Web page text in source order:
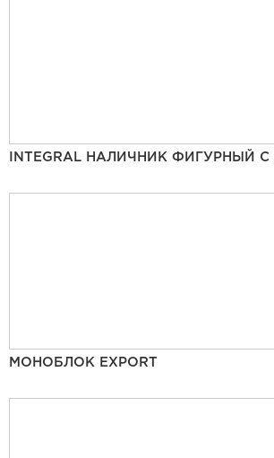
INTEGRAL НАЛИЧНИК ФИГУРНЫЙ
МОНОБЛОК EXPORT